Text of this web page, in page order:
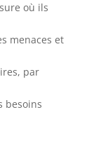
où ils
menaces et
par
besoins